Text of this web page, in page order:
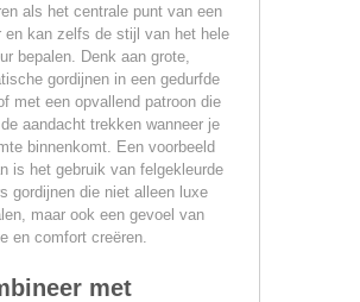
als het centrale punt van een
en kan zelfs de stijl van het hele
bepalen. Denk aan grote,
gordijnen in een gedurfde
met een opvallend patroon die
aandacht trekken wanneer je
binnenkomt. Een voorbeeld
is het gebruik van felgekleurde
gordijnen die niet alleen luxe
maar ook een gevoel van
en comfort creëren.
met